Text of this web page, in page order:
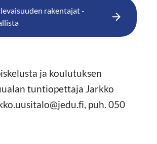
rakentajat -
ja koulutuksen
tuntiopettaja Jarkko
puh. 050